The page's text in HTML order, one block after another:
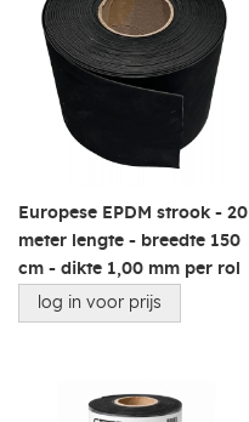
Europese EPDM strook - 20
meter lengte - breedte 150
cm - dikte 1,00 mm per rol
log in voor prijs